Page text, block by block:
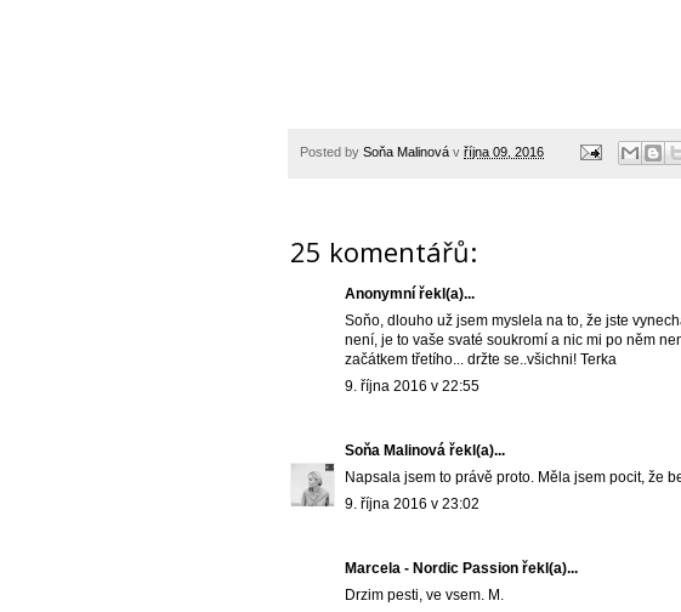
Posted by Soňa Malinová v října 09, 2016
25 komentářů:
Anonymní řekl(a)...
Soňo, dlouho už jsem myslela na to, že jste
není, je to vaše svaté soukromí a nic mi po něm
začátkem třetího... držte se..všichni! Terka
9. října 2016 v 22:55
Soňa Malinová řekl(a)...
Napsala jsem to právě proto. Měla jsem pocit, že
9. října 2016 v 23:02
Marcela - Nordic Passion řekl(a)...
Drzim pesti, ve vsem. M.